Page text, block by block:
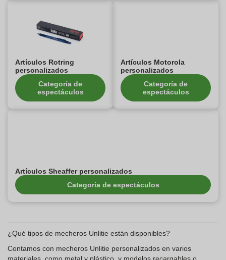
Artículos Rotring
personalizados
Categoría de
espectáculos
Artículos Motorola
personalizados
Categoría de
espectáculos
Artículos Sheaffer personalizados
Categoría de espectáculos
¿Qué tipos de mecheros Unlitie están disponibles?
Contamos con mecheros Unlitie personalizados en varios